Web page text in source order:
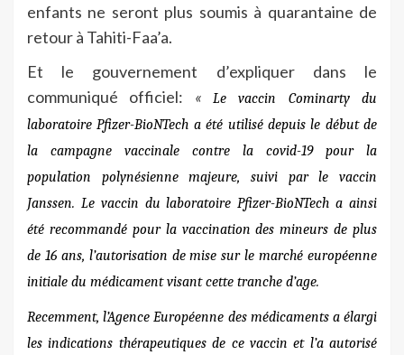
enfants ne seront plus soumis à quarantaine de
retour à Tahiti-Faa’a.
Et le gouvernement d’expliquer dans le
communiqué officiel: «
Le vaccin Cominarty du
laboratoire Pfizer-BioNTech a été utilisé depuis le début de
la campagne vaccinale contre la covid-19 pour la
population polynésienne majeure, suivi par le vaccin
Janssen. Le vaccin du laboratoire Pfizer-BioNTech a ainsi
été recommandé pour la vaccination des mineurs de plus
de 16 ans, l’autorisation de mise sur le marché européenne
initiale du médicament visant cette tranche d’age.
Recemment, l’Agence Européenne des médicaments a élargi
les indications thérapeutiques de ce vaccin et l’a autorisé